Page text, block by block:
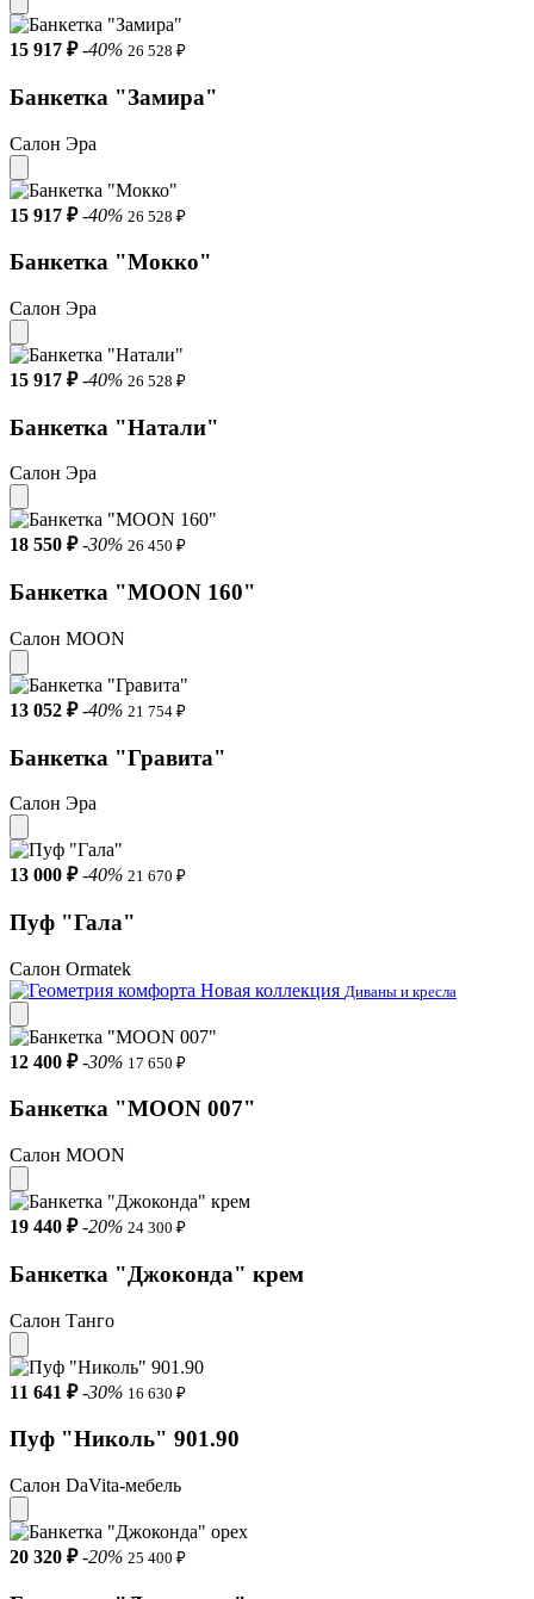
15 917 ₽ -40% 26 528 ₽
Банкетка "Замира"
Салон Эра
15 917 ₽ -40% 26 528 ₽
Банкетка "Мокко"
Салон Эра
15 917 ₽ -40% 26 528 ₽
Банкетка "Натали"
Салон Эра
18 550 ₽ -30% 26 450 ₽
Банкетка "MOON 160"
Салон MOON
13 052 ₽ -40% 21 754 ₽
Банкетка "Гравита"
Салон Эра
13 000 ₽ -40% 21 670 ₽
Пуф "Гала"
Салон Ormatek
Новая коллекция Диваны и кресла
12 400 ₽ -30% 17 650 ₽
Банкетка "MOON 007"
Салон MOON
19 440 ₽ -20% 24 300 ₽
Банкетка "Джоконда" крем
Салон Танго
11 641 ₽ -30% 16 630 ₽
Пуф "Николь" 901.90
Салон DaVita-мебель
20 320 ₽ -20% 25 400 ₽